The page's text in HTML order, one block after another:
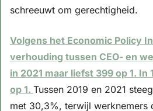
schreeuwt om gerechtigheid.
Volgens het Economic Policy
verhouding tussen CEO- en
in 2021 maar liefst 399 op 1. In
op 1. Tussen 2019 en 2021
met 30,3%, terwijl werknemers